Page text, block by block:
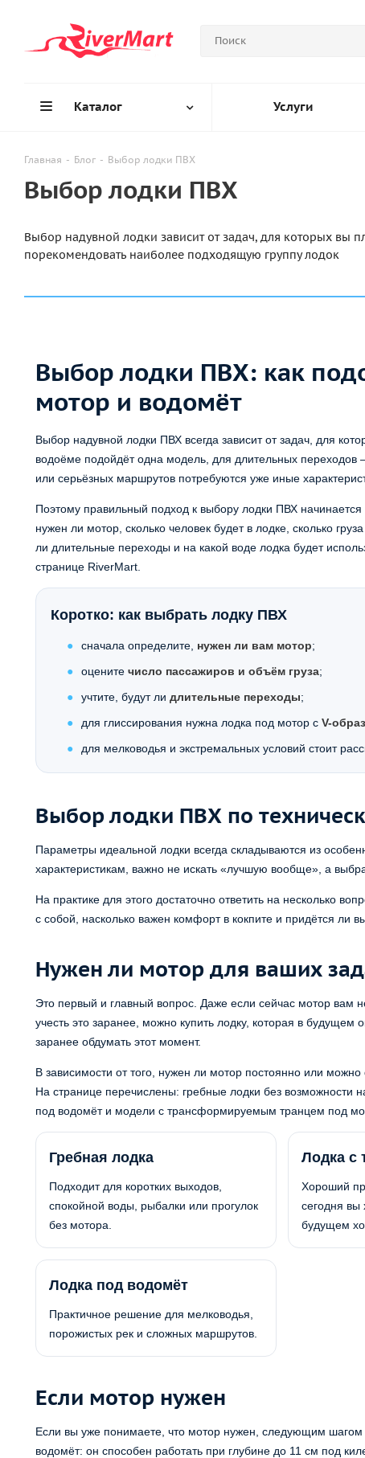
Каталог Услуги
Главная - Блог - Выбор лодки ПВХ
Выбор лодки ПВХ
Выбор надувной лодки зависит от задач, для которых вы
порекомендовать наиболее подходящую группу лодок
Выбор лодки ПВХ: как
мотор и водомёт
Выбор надувной лодки ПВХ всегда зависит от задач, для
водоёме подойдёт одна модель, для длительных переходов
или серьёзных маршрутов потребуются уже иные
Поэтому правильный подход к выбору лодки ПВХ
нужен ли мотор, сколько человек будет в лодке, сколько
ли длительные переходы и на какой воде лодка будет
странице RiverMart.
Коротко: как выбрать лодку ПВХ
сначала определите, нужен ли вам мотор;
оцените число пассажиров и объём груза;
учтите, будут ли длительные переходы;
для глиссирования нужна лодка под мотор с V-
для мелководья и экстремальных условий стоит
Выбор лодки ПВХ по
Параметры идеальной лодки всегда складываются из
характеристикам, важно не искать «лучшую вообще», а
На практике для этого достаточно ответить на несколько
с собой, насколько важен комфорт в кокпите и придётся ли
Нужен ли мотор для ваших
Это первый и главный вопрос. Даже если сейчас мотор вам
учесть это заранее, можно купить лодку, которая в
заранее обдумать этот момент.
В зависимости от того, нужен ли мотор постоянно или
На странице перечислены: гребные лодки без возможности
под водомёт и модели с трансформируемым транцем под
Гребная лодка
Подходит для коротких выходов,
спокойной воды, рыбалки или прогулок
без мотора.
Лодка с
Хороший
сегодня вы
будущем
Лодка под водомёт
Практичное решение для мелководья,
порожистых рек и сложных маршрутов.
Если мотор нужен
Если вы уже понимаете, что мотор нужен, следующим
водомёт: он способен работать при глубине до 11 см под